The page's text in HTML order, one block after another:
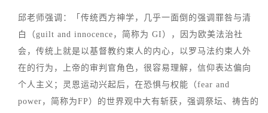
邱老师强调：「传统西方神学，几乎一面倒的强调罪咎与清
白（guilt and innocence，简称为 GI），因为欧美法治社
会，传统上就是以基督教约束人的内心，以罗马法约束人外
在的行为，上帝的审判官角色，很容易理解，信仰表达偏向
个人主义；灵恩运动兴起后，在恐惧与权能（fear and
power，简称为FP）的世界观中大有斩获，强调祭坛、祷告的